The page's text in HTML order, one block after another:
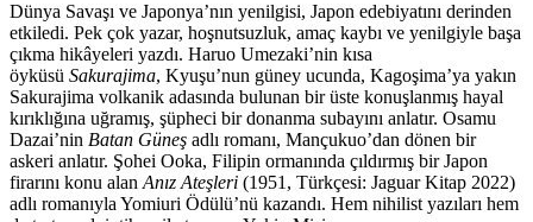
Dünya Savaşı ve Japonya’nın yenilgisi, Japon edebiyatını derinden
etkiledi. Pek çok yazar, hoşnutsuzluk, amaç kaybı ve yenilgiyle başa
çıkma hikâyeleri yazdı. Haruo Umezaki’nin kısa
öyküsü Sakurajima, Kyuşu’nun güney ucunda, Kagoşima’ya yakın
Sakurajima volkanik adasında bulunan bir üste konuşlanmış hayal
kırıklığına uğramış, şüpheci bir donanma subayını anlatır. Osamu
Dazai’nin Batan Güneş adlı romanı, Mançukuo’dan dönen bir
askeri anlatır. Şohei Ooka, Filipin ormanında çıldırmış bir Japon
firarını konu alanAnız Ateşleri (1951, Türkçesi: Jaguar Kitap 2022)
adlı romanıyla Yomiuri Ödülü’nü kazandı. Hem nihilist yazıları hem